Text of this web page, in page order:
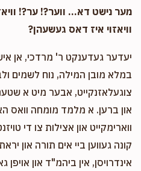
$50.00
מער נישט דא... ווער?! ער?!
וויאזוי איז דאס געשעהן?
יעדער געדענקט ר' מרדכי, אן
במלא מובן המילה, נוח לשמים
צוגעלאזנקייט, אבער מיט א
און ברען. א מלמד מומחה וואס
ווארימקייט און אצילות צו די
קונה געווען ביי אים תורה און
אינדרויסן, אין ביהמ"ד און אויפן